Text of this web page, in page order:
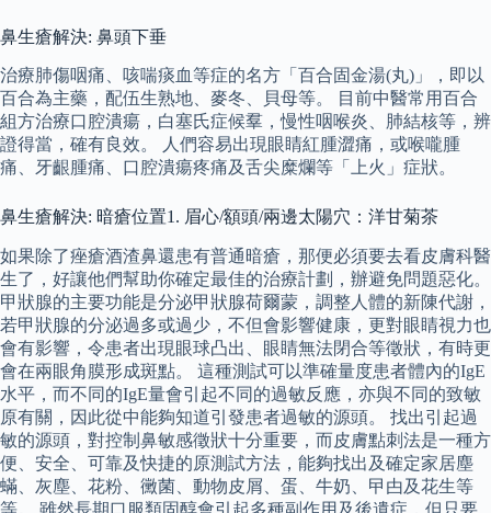
鼻生瘡解決: 鼻頭下垂
治療肺傷咽痛、咳喘痰血等症的名方「百合固金湯(丸)」，即以
百合為主藥，配伍生熟地、麥冬、貝母等。 目前中醫常用百合
組方治療口腔潰瘍，白塞氏症候羣，慢性咽喉炎、肺結核等，辨
證得當，確有良效。 人們容易出現眼睛紅腫澀痛，或喉嚨腫
痛、牙齦腫痛、口腔潰瘍疼痛及舌尖糜爛等「上火」症狀。
鼻生瘡解決: 暗瘡位置1. 眉心/額頭/兩邊太陽穴：洋甘菊茶
如果除了痤瘡酒渣鼻還患有普通暗瘡，那便必須要去看皮膚科醫
生了，好讓他們幫助你確定最佳的治療計劃，辦避免問題惡化。
甲狀腺的主要功能是分泌甲狀腺荷爾蒙，調整人體的新陳代謝，
若甲狀腺的分泌過多或過少，不但會影響健康，更對眼睛視力也
會有影響，令患者出現眼球凸出、眼睛無法閉合等徵狀，有時更
會在兩眼角膜形成斑點。 這種測試可以準確量度患者體內的IgE
水平，而不同的IgE量會引起不同的過敏反應，亦與不同的致敏
原有關，因此從中能夠知道引發患者過敏的源頭。 找出引起過
敏的源頭，對控制鼻敏感徵狀十分重要，而皮膚點刺法是一種方
便、安全、可靠及快捷的原測試方法，能夠找出及確定家居塵
蟎、灰塵、花粉、黴菌、動物皮屑、蛋、牛奶、曱甴及花生等